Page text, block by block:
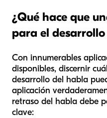
¿Qué hace que
para el
Con innumerables
disponibles, discernir
desarrollo del habla
aplicación
retraso del habla debe
clave: